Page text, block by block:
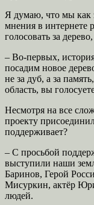
Я думаю, что мы как
мнения в интернете
голосовать за
– Во-первых,
посадим новое
не за дуб, а за
область, вы
Несмотря на все
проекту
поддерживает?
– С просьбой
выступили наши
Баринов, Герой
Мисуркин, актёр
людей.